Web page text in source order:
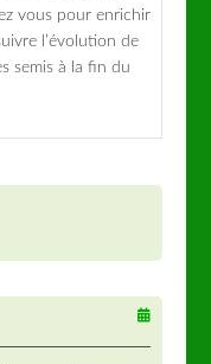
vous pour enrichir
l’évolution de
semis à la fin du